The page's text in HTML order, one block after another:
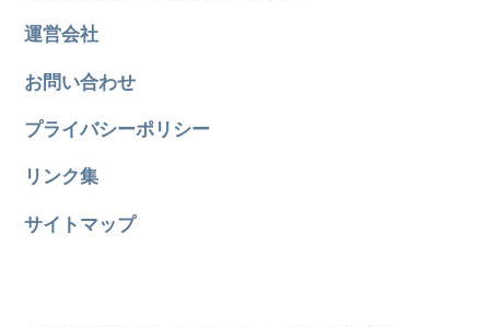
運営会社
お問い合わせ
プライバシーポリシー
リンク集
サイトマップ